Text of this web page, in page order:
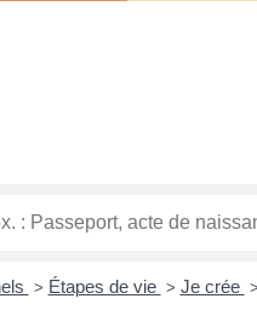
> Étapes de vie > Je crée >